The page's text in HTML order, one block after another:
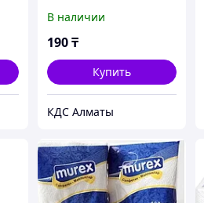
В наличии
190₸
Купить
КДС Алматы